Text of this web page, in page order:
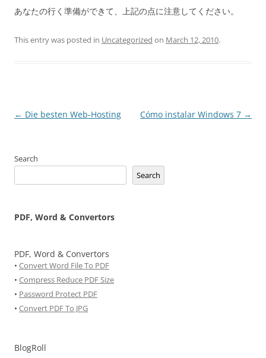
あなたの行く準備ができて、上記の点に注意してください。
This entry was posted in Uncategorized on March 12, 2010.
Post
← Die besten Web-Hosting Cómo instalar Windows 7 →
Search
Search
PDF, Word & Convertors
PDF, Word & Convertors
• Convert Word File To PDF
• Compress Reduce PDF Size
• Password Protect PDF
• Convert PDF To JPG
BlogRoll